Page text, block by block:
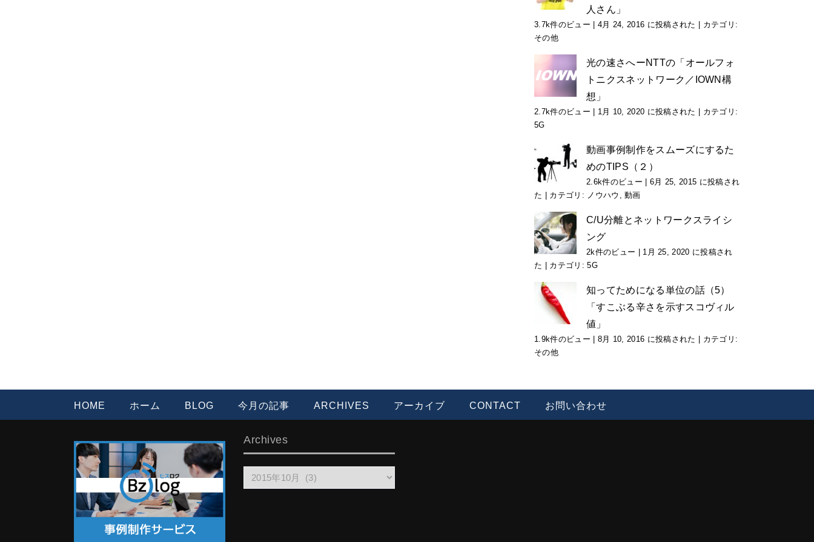
人さん」
3.7k件のビュー 4月 24, 2016 に投稿された
カテゴリ:
その他
光の速さへーNTTの「オールフォ
トニクスネットワーク／IOWN構
想」
2.7k件のビュー 1月 10, 2020 に投稿された
カテゴリ:
5G
動画事例制作をスムーズにするた
めのTIPS（２）
2.6k件のビュー
6月 25, 2015 に投稿され
た
カテゴリ: ノウハウ ,動画
C/U分離とネットワークスライシ
ング
2k件のビュー
1月 25, 2020 に投稿され
た
カテゴリ:5G
知ってためになる単位の話（5）
「すこぶる辛さを示すスコヴィル
値」
1.9k件のビュー 8月 10, 2016 に投稿された
カテゴリ:
その他
HOME ホーム BLOG 今月の記事 ARCHIVES アーカイブ CONTACT お問い合わせ
Archives
Archives